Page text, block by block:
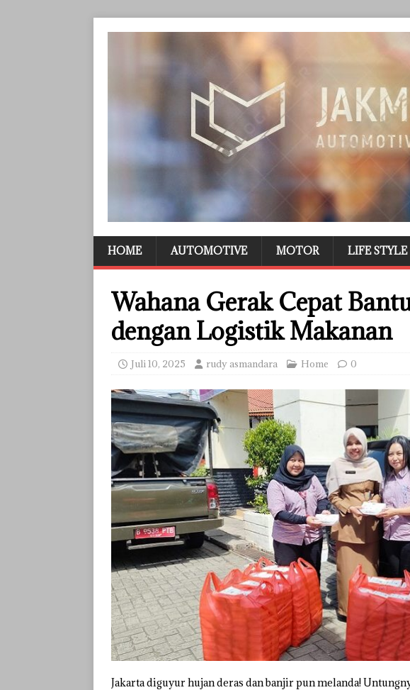
HOME AUTOMOTIVE MOTOR LIFE STYLE
Wahana Gerak Cepat
dengan Logistik Makanan
Juli 10, 2025 rudy asmandara Home 0
Jakarta diguyur hujan deras dan banjir pun melanda!